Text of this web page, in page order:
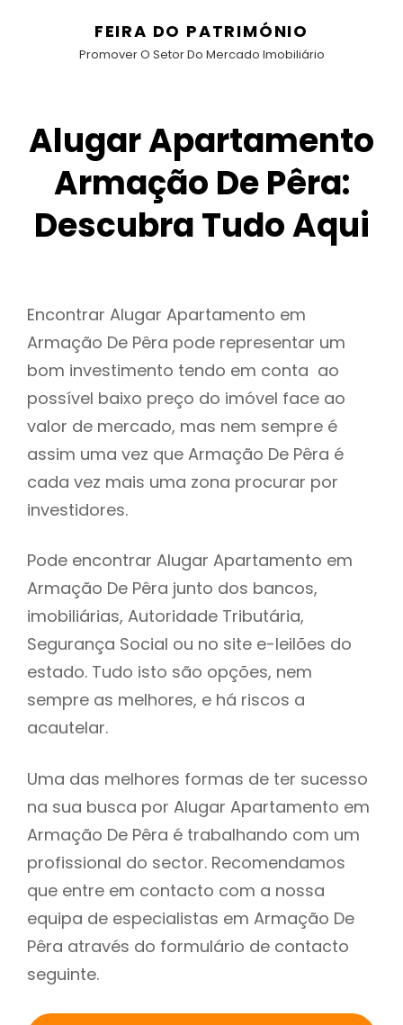
FEIRA DO PATRIMÓNIO
Promover O Setor Do Mercado Imobiliário
Alugar Apartamento
Armação De Pêra:
Descubra Tudo Aqui
Encontrar Alugar Apartamento em
Armação De Pêra pode representar um
bom investimento tendo em conta ao
possível baixo preço do imóvel face ao
valor de mercado, mas nem sempre é
assim uma vez que Armação De Pêra é
cada vez mais uma zona procurar por
investidores.
Pode encontrar Alugar Apartamento em
Armação De Pêra junto dos bancos,
imobiliárias, Autoridade Tributária,
Segurança Social ou no site e-leilões do
estado. Tudo isto são opções, nem
sempre as melhores, e há riscos a
acautelar.
Uma das melhores formas de ter sucesso
na sua busca por Alugar Apartamento em
Armação De Pêra é trabalhando com um
profissional do sector. Recomendamos
que entre em contacto com a nossa
equipa de especialistas em Armação De
Pêra através do formulário de contacto
seguinte.